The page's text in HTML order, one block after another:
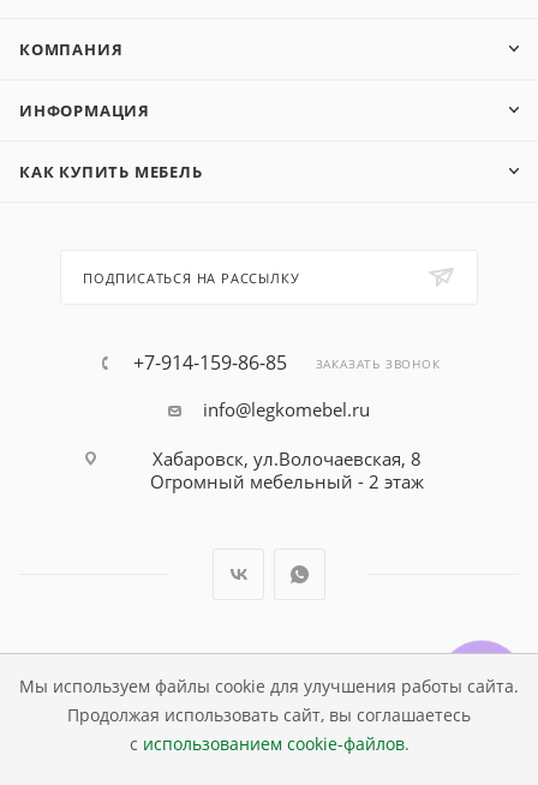
Мы используем файлы cookie для улучшения работы сайта.
Продолжая использовать сайт, вы соглашаетесь
с использованием cookie-файлов.
КОМПАНИЯ
ИНФОРМАЦИЯ
КАК КУПИТЬ МЕБЕЛЬ
ПОДПИСАТЬСЯ НА РАССЫЛКУ
+7-914-159-86-85 ЗАКАЗАТЬ ЗВОНОК
info@legkomebel.ru
Хабаровск, ул.Волочаевская, 8
Огромный мебельный - 2 этаж